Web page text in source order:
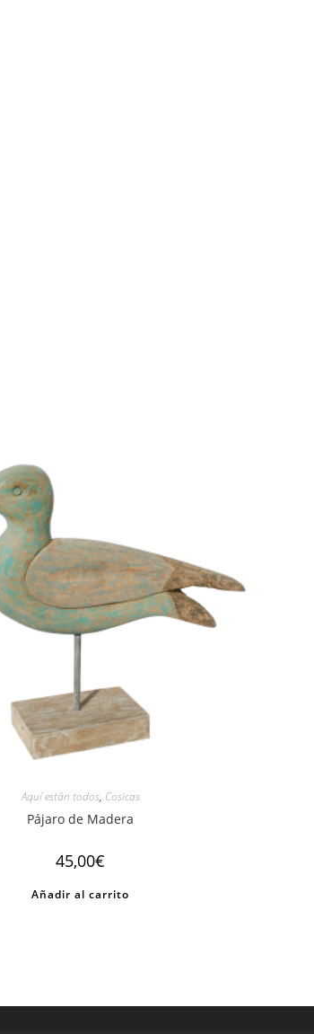
Aquí están todos, Cosicas
Pájaro de Madera
45,00€
Añadir al carrito